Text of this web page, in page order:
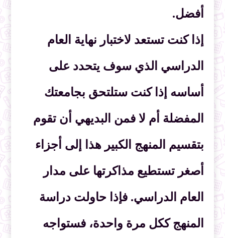
أفضل.
إذا كنت تستعد لاختبار نهاية العام
الدراسي الذي سوف يتحدد على
أساسه إذا كنت ستلتحق بجامعتك
المفضلة أم لا فمن البديهي أن تقوم
بتقسيم المنهج الكبير هذا إلى أجزاء
أصغر تستطيع مذاكرتها على مدار
العام الدراسي. فإذا حاولت دراسة
المنهج ككل مرة واحدة، فستواجه